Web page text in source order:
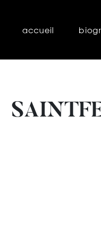
accueil